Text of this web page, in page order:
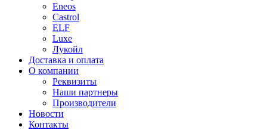
Еneos
Сastrol
ELF
Luxe
Лукойл
Доставка и оплата
О компании
Реквизиты
Наши партнеры
Производители
Новости
Контакты